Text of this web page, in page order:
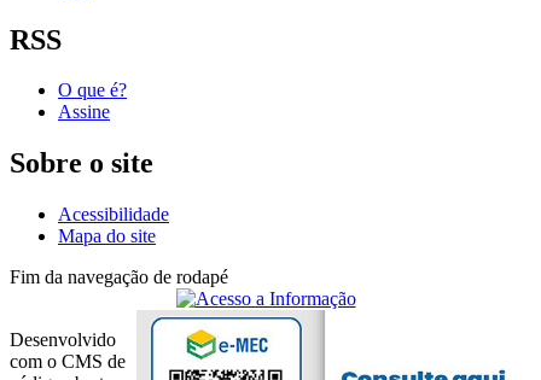
RSS
O que é?
Assine
Sobre o site
Acessibilidade
Mapa do site
Fim da navegação de rodapé
Desenvolvido
com o CMS de